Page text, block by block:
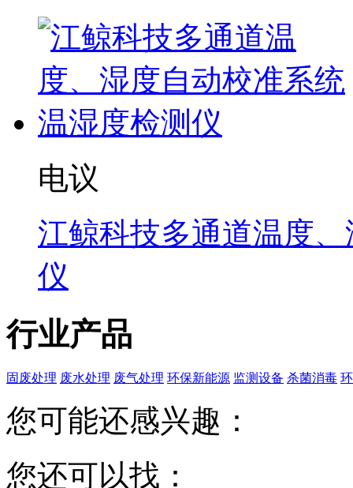
电议
江鲸科技多通道温度
仪
行业产品
固废处理 废水处理 废气处理 环保新能源 监测设备 杀菌消毒
您可能还感兴趣：
您还可以找：